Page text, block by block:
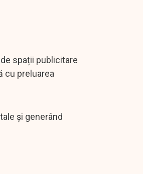
spații publicitare
cu preluarea
și generând